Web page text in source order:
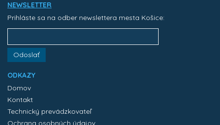
NEWSLETTER
Prihláste sa na odber newslettera mesta Košice:
Odoslať
ODKAZY
Domov
Kontakt
Technický prevádzkovateľ